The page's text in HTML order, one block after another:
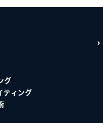
グ
ティング